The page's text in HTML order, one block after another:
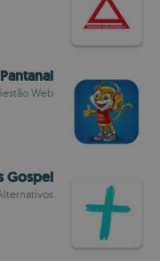
Web
Gospel